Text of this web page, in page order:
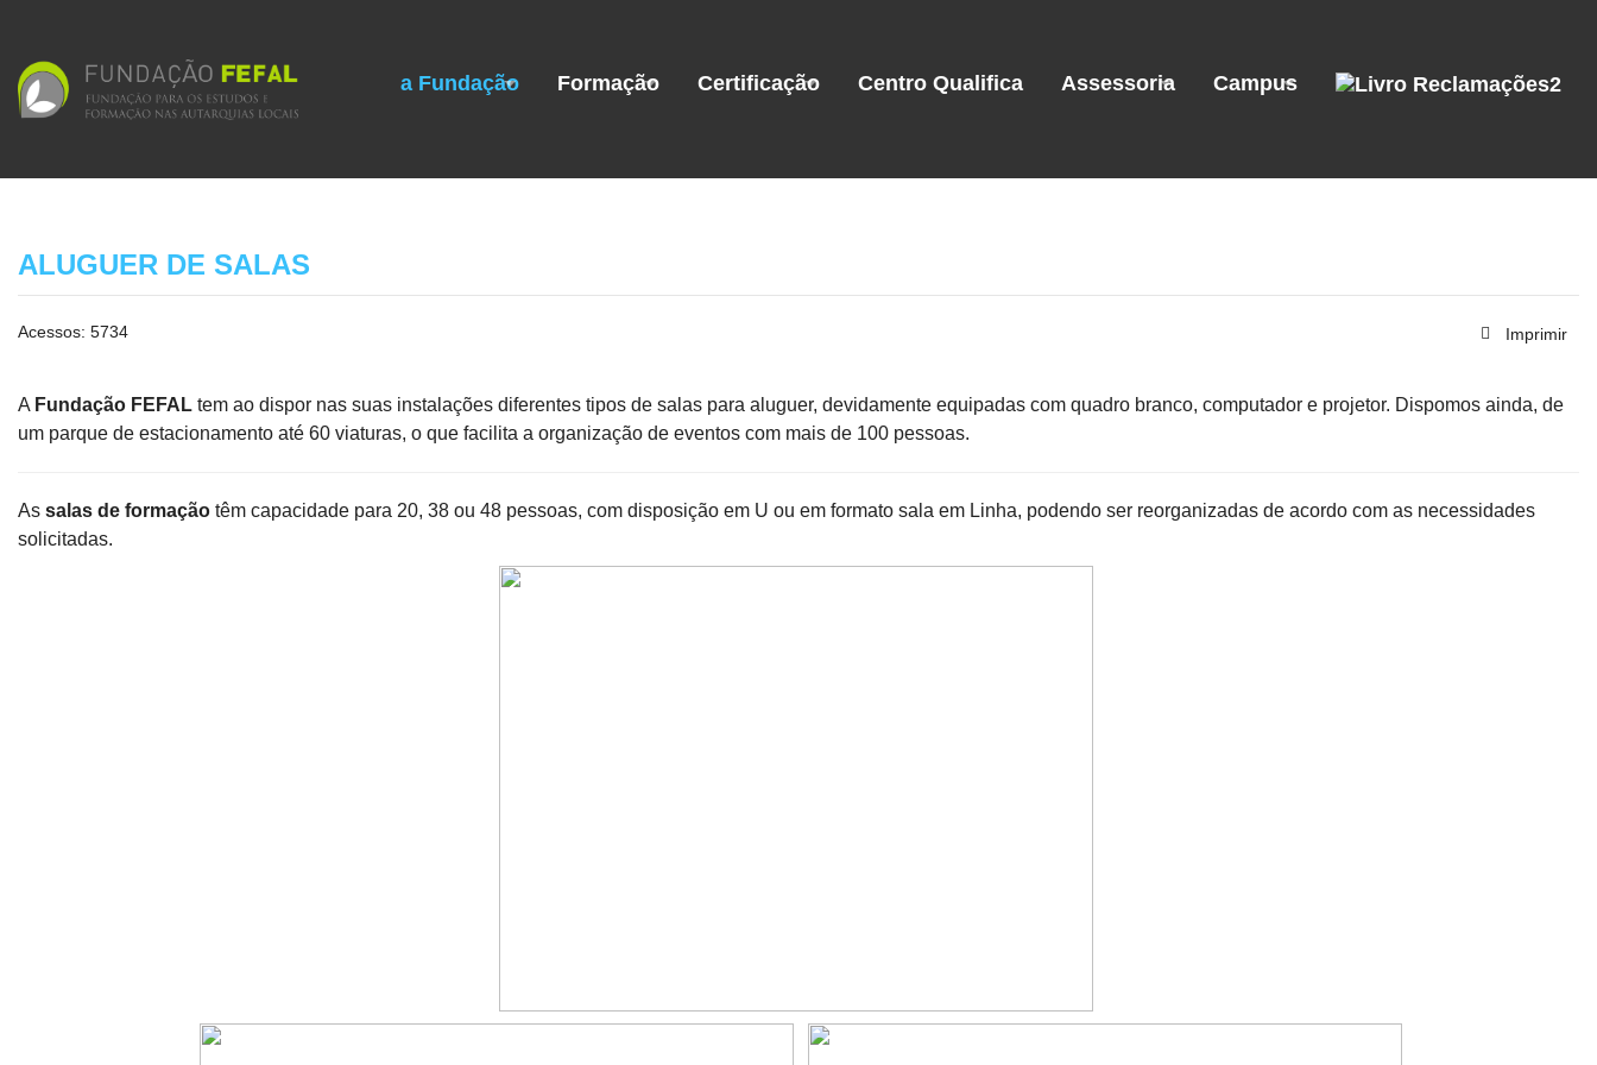
a Fundação Formação Certificação Centro Qualifica Assessoria Campus
ALUGUER DE SALAS
Acessos: 5734 Imprimir
A Fundação FEFAL tem ao dispor nas suas instalações diferentes tipos de salas para aluguer, devidamente equipadas com quadro branco, computador e projetor. Dispomos ainda, de
um parque de estacionamento até 60 viaturas, o que facilita a organização de eventos com mais de 100 pessoas.
As salas de formação têm capacidade para 20, 38 ou 48 pessoas, com disposição em U ou em formato sala em Linha, podendo ser reorganizadas de acordo com as necessidades
solicitadas.